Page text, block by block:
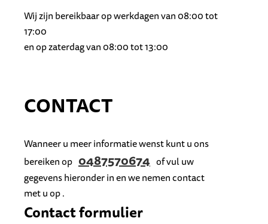
Wij zijn bereikbaar op werkdagen van 08:00 tot
17:00
en op zaterdag van 08:00 tot 13:00
CONTACT
Wanneer u meer informatie wenst kunt u ons
bereiken op 0487570674 of vul uw
gegevens hieronder in en we nemen contact
met u op .
Contact formulier